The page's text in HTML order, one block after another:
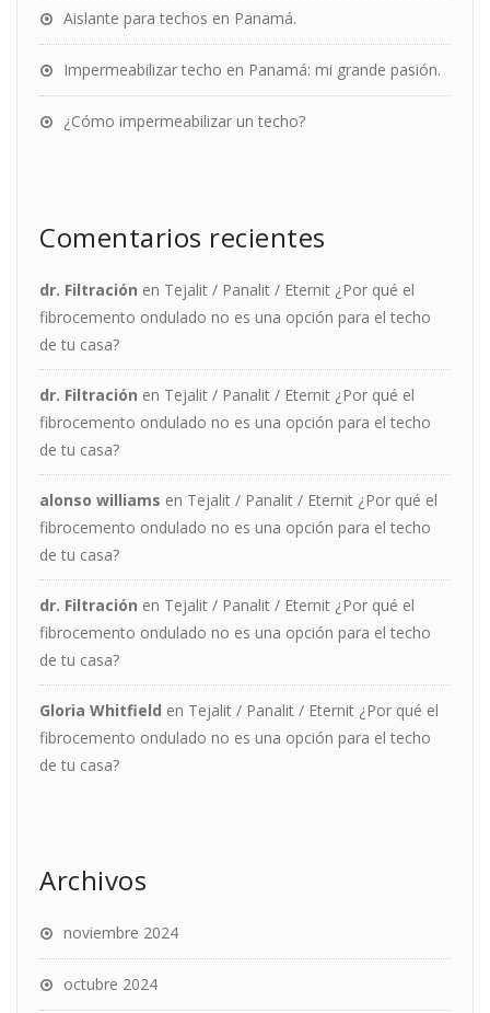
Aislante para techos en Panamá.
Impermeabilizar techo en Panamá: mi grande pasión.
¿Cómo impermeabilizar un techo?
Comentarios recientes
dr. Filtración en Tejalit / Panalit / Eternit ¿Por qué el
fibrocemento ondulado no es una opción para el techo
de tu casa?
dr. Filtración en Tejalit / Panalit / Eternit ¿Por qué el
fibrocemento ondulado no es una opción para el techo
de tu casa?
alonso williams en Tejalit / Panalit / Eternit ¿Por qué el
fibrocemento ondulado no es una opción para el techo
de tu casa?
dr. Filtración en Tejalit / Panalit / Eternit ¿Por qué el
fibrocemento ondulado no es una opción para el techo
de tu casa?
Gloria Whitfield en Tejalit / Panalit / Eternit ¿Por qué el
fibrocemento ondulado no es una opción para el techo
de tu casa?
Archivos
noviembre 2024
octubre 2024